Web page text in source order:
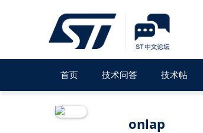
首页 技术问答 技术帖
onlap